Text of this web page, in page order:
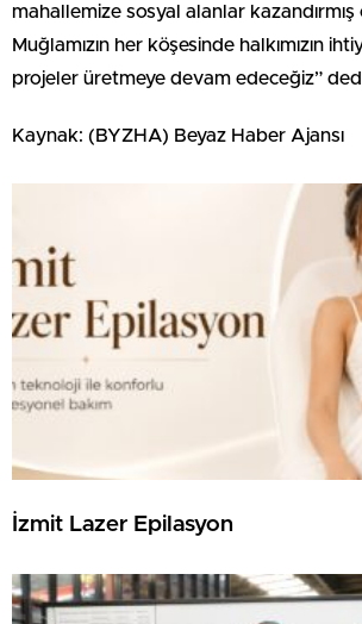
mahallemize sosyal alanlar kazandırmış
Muğlamızın her köşesinde halkımızın
projeler üretmeye devam edeceğiz”
Kaynak: (BYZHA) Beyaz Haber Ajansı
İzmit Lazer Epilasyon